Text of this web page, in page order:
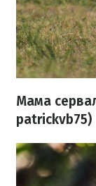
Мама
patrickvb75)